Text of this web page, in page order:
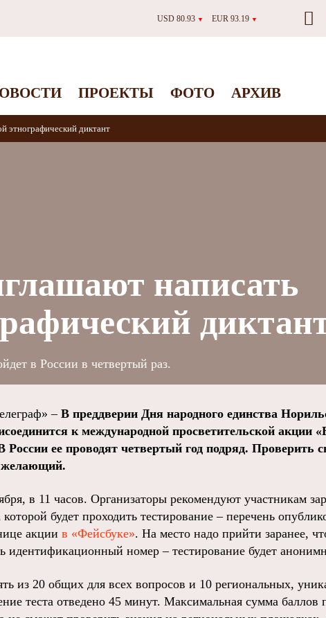
USD 80.93 ▼ EUR 93.19 ▼
ПРОЕКТЫ ФОТО АРХИВ
этнографический диктант
написать
в России в четвертый раз.
– В преддверии Дня народного единства
к международной просветительской акции
России ее проводят четвертый год подряд. Проверить
желающий.
в 11 часов. Организаторы рекомендуют участникам
будет проходить тестирование – перечень
акции в «Фейсбуке». На место надо прийти заранее,
идентификационный номер – тестирование будет
из 20 общих для всех вопросов и 10 региональных,
теста отведено 45 минут. Максимальная сумма баллов